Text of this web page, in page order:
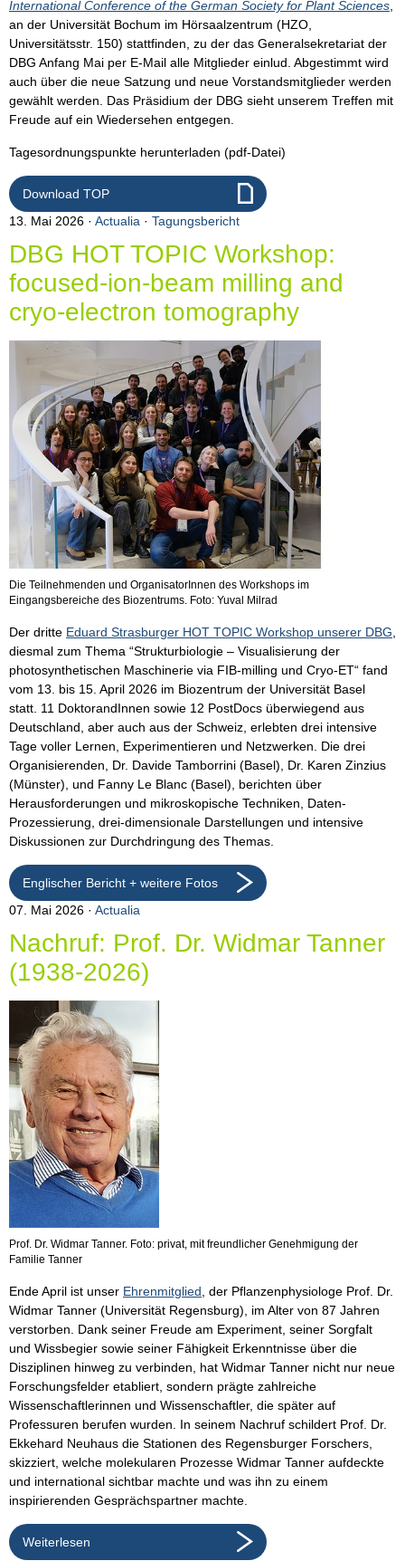
International Conference of the German Society for Plant Sciences,
an der Universität Bochum im Hörsaalzentrum (HZO,
Universitätsstr. 150) stattfinden, zu der das Generalsekretariat der
DBG Anfang Mai per E-Mail alle Mitglieder einlud. Abgestimmt wird
auch über die neue Satzung und neue Vorstandsmitglieder werden
gewählt werden. Das Präsidium der DBG sieht unserem Treffen mit
Freude auf ein Wiedersehen entgegen.
Tagesordnungspunkte herunterladen (pdf-Datei)
Download TOP
13. Mai 2026
Actualia · Tagungsbericht
DBG HOT TOPIC Workshop:
focused-ion-beam milling and
cryo-electron tomography
Die Teilnehmenden und OrganisatorInnen des Workshops im
Eingangsbereiche des Biozentrums. Foto: Yuval Milrad
Der dritte Eduard Strasburger HOT TOPIC Workshop unserer DBG
diesmal zum Thema “Strukturbiologie – Visualisierung der
photosynthetischen Maschinerie via FIB-milling und Cryo-ET“ fand
vom 13. bis 15. April 2026 im Biozentrum der Universität Basel
statt. 11 DoktorandInnen sowie 12 PostDocs überwiegend aus
Deutschland, aber auch aus der Schweiz, erlebten drei intensive
Tage voller Lernen, Experimentieren und Netzwerken. Die drei
Organisierenden, Dr. Davide Tamborrini (Basel), Dr. Karen Zinzius
(Münster), und Fanny Le Blanc (Basel), berichten über
Herausforderungen und mikroskopische Techniken, Daten-
Prozessierung, drei-dimensionale Darstellungen und intensive
Diskussionen zur Durchdringung des Themas.
Englischer Bericht + weitere Fotos
07. Mai 2026
Actualia
Nachruf: Prof. Dr. Widmar Tanner
(1938-2026)
Prof. Dr. Widmar Tanner. Foto: privat, mit freundlicher Genehmigung der
Familie Tanner
Ende April ist unser Ehrenmitglied, der Pflanzenphysiologe Prof. Dr.
Widmar Tanner (Universität Regensburg), im Alter von 87 Jahren
verstorben. Dank seiner Freude am Experiment, seiner Sorgfalt
und Wissbegier sowie seiner Fähigkeit Erkenntnisse über die
Disziplinen hinweg zu verbinden, hat Widmar Tanner nicht nur neue
Forschungsfelder etabliert, sondern prägte zahlreiche
Wissenschaftlerinnen und Wissenschaftler, die später auf
Professuren berufen wurden. In seinem Nachruf schildert Prof. Dr.
Ekkehard Neuhaus die Stationen des Regensburger Forschers,
skizziert, welche molekularen Prozesse Widmar Tanner aufdeckte
und international sichtbar machte und was ihn zu einem
inspirierenden Gesprächspartner machte.
Weiterlesen